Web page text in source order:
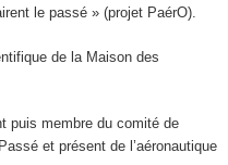
le passé » (projet PaérO).
de la Maison des
puis membre du comité de
et présent de l’aéronautique